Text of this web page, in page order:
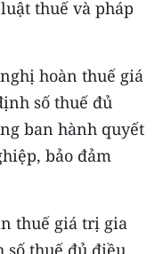
thuế và pháp
hoàn thuế giá
số thuế đủ
ban hành quyết
bảo đảm
thuế giá trị gia
thuế đủ điều